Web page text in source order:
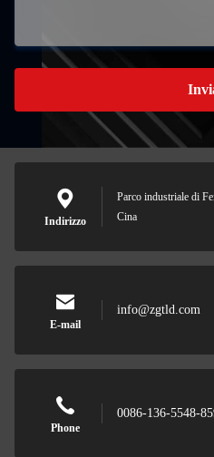
Indirizzo
Parco industriale di
Cina
E-mail
info@zgtld.com
Phone
0086-136-5548-